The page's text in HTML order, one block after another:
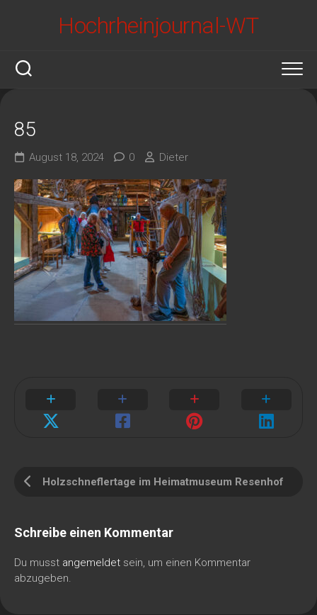
Hochrheinjournal-WT
85
August 18, 2024 0 Dieter
Holzschneflertage im Heimatmuseum Resenhof
Schreibe einen Kommentar
Du musst angemeldet sein, um einen Kommentar
abzugeben.